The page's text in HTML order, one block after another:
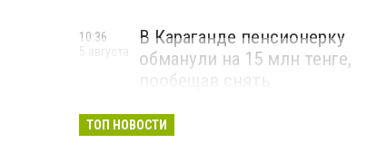
В Караганде пенсионерку
обманули на 15 млн тенге,
пообещав снять
ВИДЕО
10:36
5 августа
ТОП НОВОСТИ